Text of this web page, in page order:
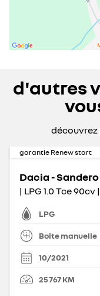
d'autres
découvrez
garantie Renew start
Dacia - Sandero
LPG
Boîte manuelle
10/2021
25 767KM